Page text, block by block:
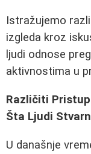
Istražujemo
izgleda kroz
ljudi odnose
aktivnostima u
Različiti
Šta Ljudi
U današnje